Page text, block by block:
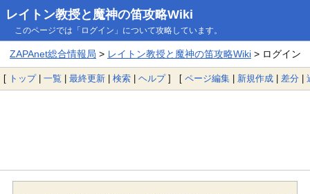
レイトン教授と魔神の笛攻略Wiki
このページでは「ログイン」について攻略しています。
ZAPAnet総合情報局 > レイトン教授と魔神の笛攻略Wiki> ログイン
[ トップ| 一覧 | 最終更新 | 検索 | ヘルプ] [ ページ編集 | 新規作成 | 差分 |